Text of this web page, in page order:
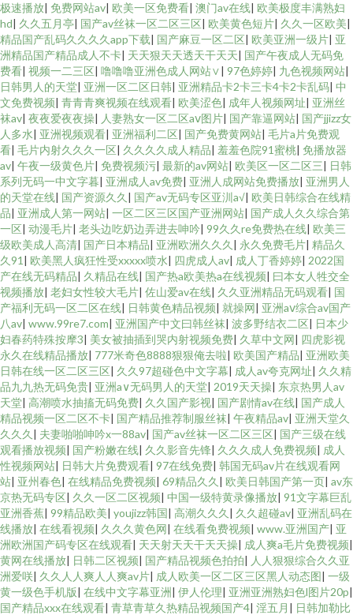
极速播放| 免费网站av| 欧美一区免费看| 澳门av在线| 欧美极度丰满熟妇
hd| 久久五月亭| 国产av丝袜一区二区三区| 欧美黄色短片| 久久一区欧美|
精品国产乱码久久久久app下载| 国产麻豆一区二区| 欧美亚洲一级片| 亚
洲精品国产精品成人不卡| 天天狠天天透天干天天| 国产午夜成人无码免
费看| 视频一二三区| 噜噜噜亚洲色成人网站∨| 97色婷婷| 九色视频网站|
日韩男人的天堂| 亚洲一区二区日韩| 亚洲精品卡2卡三卡4卡2卡乱码| 中
文免费视频| 青青青爽视频在线观看| 欧美涩色| 成年人视频网址| 亚洲丝
袜av| 夜夜爱夜夜操| 人妻熟女一区二区aⅴ图片| 国产靠逼网站| 国产jjizz女
人多水| 亚洲视频观看| 亚洲福利二区| 国产免费黄网站| 毛片a片免费观
看| 毛片内射久久久一区| 久久久久成人精品| 羞羞色院91蜜桃| 免播放器
av| 午夜一级黄色片| 免费视频污| 最新的av网站| 欧美区一区二区三| 日韩
系列无码一中文字暮| 亚洲成人av免费| 亚洲人成网站免费播放| 亚洲男人
的天堂在线| 国产资源久久 | 国产av无码专区亚汌a√| 欧美日韩综合在线精
品| 亚洲成人第一网站| 一区二区三区国产亚洲网站| 国产成人久久综合第
一区| 动漫毛片| 老头边吃奶边弄进去呻吟| 99久久re免费热在线| 欧美三
级欧美成人高清| 国产日本精品| 亚洲欧洲久久久 | 永久免费毛片| 精品久
久91 | 欧美黑人疯狂性受xxxxx喷水| 四虎成人av| 成人丁香婷婷| 2022国
产在线无码精品| 久精品在线| 国产热a欧美热a在线视频| 曰本女人牲交全
视频播放| 老妇女性较大毛片| 佐山爱av在线| 久久亚洲精品无码观看| 国
产福利无码一区二区在线| 日韩黄色精品视频| 就操网| 亚洲aⅴ综合av国产
八av| www.99re7.com| 亚洲国产中文曰韩丝袜| 波多野结衣二区| 日本少
妇春药特殊按摩3| 美女被抽插到哭内射视频免费| 久草中文网| 四虎影视
永久在线精品播放| 777米奇色8888狠狠俺去啦| 欧美国产精品| 亚洲欧美
日韩在线一区二区三区| 久久97超碰色中文字幕| 成人av夸克网址| 久久精
品九九热无码免贵| 亚洲a∨无码男人的天堂| 2019天天操| 东京热男人av
天堂| 高潮喷水抽搐无码免费| 久久国产影视| 国产剧情av在线| 国产成人
精品视频一区二区不卡| 国产精品推荐制服丝袜| 午夜精品av| 亚洲天堂久
久久久 | 夫妻啪啪呻吟x一88av| 国产av丝袜一区二区三区| 国产三级在线
观看播放视频| 国产粉嫩在线| 久久影音先锋| 久久久成人免费视频| 成人
性视频网站| 日韩大片免费观看| 97在线免费| 韩国无码av片在线观看网
站| 亚州春色| 在线精品免费视频| 69精品久久 | 欧美日韩国产第一页| av东
京热无码专区| 久久一区二区视频| 中国一级特黄录像播放| 91文字幕巨乱
亚洲香蕉| 99精品欧美| youjizz韩国| 高潮久久久 | 久久超碰av| 亚洲乱码在
线播放| 在线看视频| 久久久黄色网| 在线看免费视频| www.亚洲国产| 亚
洲欧洲国产码专区在线观看| 天天射天天干天天操| 成人爽a毛片免费视频|
黄网在线播放| 日韩二区视频| 国产精品视频色拍拍| 人人狠狠综合久久亚
洲爱咲| 久久人人爽人人爽av片| 成人欧美一区二区三区黑人动态图| 一级
黄一级色手机版| 在线中文字幕亚洲| 伊人伦理| 亚洲亚洲熟妇色l图片20p|
国产精品xxx在线观看| 青草青草久热精品视频国产4| 淫五月 | 日韩加勒比